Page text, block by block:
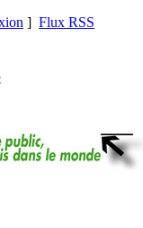
] Flux RSS